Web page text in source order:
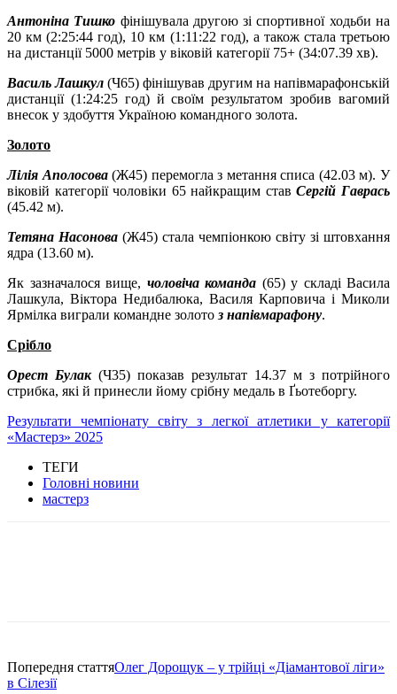
Антоніна Тишко фінішувала другою зі спортивної ходьби на
20 км (2:25:44 год), 10 км (1:11:22 год), а також стала третьою
на дистанції 5000 метрів у віковій категорії 75+ (34:07.39 хв).
Василь Лашкул (Ч65) фінішував другим на напівмарафонській
дистанції (1:24:25 год) й своїм результатом зробив вагомий
внесок у здобуття Україною командного золота.
Золото
Лілія Аполосова(Ж45) перемогла з метання списа (42.03 м). У
віковій категорії чоловіки 65 найкращим ставСергій Гаврась
(45.42 м).
Тетяна Насонова (Ж45) стала чемпіонкою світу зі штовхання
ядра (13.60 м).
Як зазначалося вище, чоловіча команда (65) у складі Васила
Лашкула, Віктора Недибалюка, Василя Карповича і Миколи
Ярмілка виграли командне золото з напівмарафону.
Срібло
Орест Булак(Ч35) показав результат 14.37 м з потрійного
стрибка, які й принесли йому срібну медаль в Ґьотеборгу.
Результати чемпіонату світу з легкої атлетики у категорії
«Мастерз» 2025
ТЕГИ
Головні новини
мастерз
Попередня статтяОлег Дорощук – у трійці «Діамантової ліги»
в Сілезії